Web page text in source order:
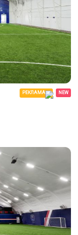
РЕКЛАМА NEW